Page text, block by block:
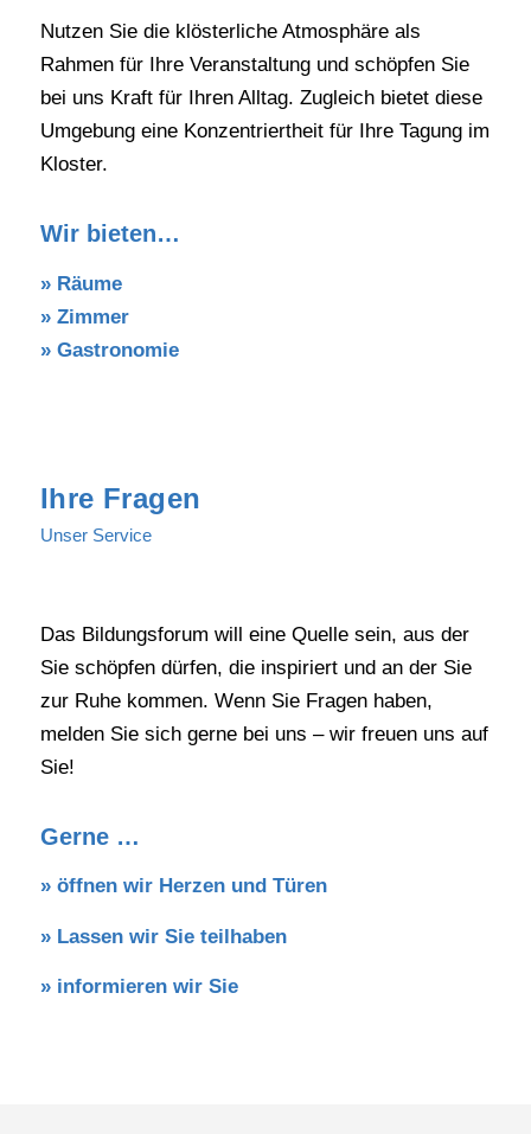
Nutzen Sie die klösterliche Atmosphäre als
Rahmen für Ihre Veranstaltung und schöpfen Sie
bei uns Kraft für Ihren Alltag. Zugleich bietet diese
Umgebung eine Konzentriertheit für Ihre Tagung im
Kloster.
Wir bieten…
» Räume
» Zimmer
» Gastronomie
Ihre Fragen
Unser Service
Das Bildungsforum will eine Quelle sein, aus der
Sie schöpfen dürfen, die inspiriert und an der Sie
zur Ruhe kommen. Wenn Sie Fragen haben,
melden Sie sich gerne bei uns – wir freuen uns auf
Sie!
Gerne …
» öffnen wir Herzen und Türen
» Lassen wir Sie teilhaben
» informieren wir Sie